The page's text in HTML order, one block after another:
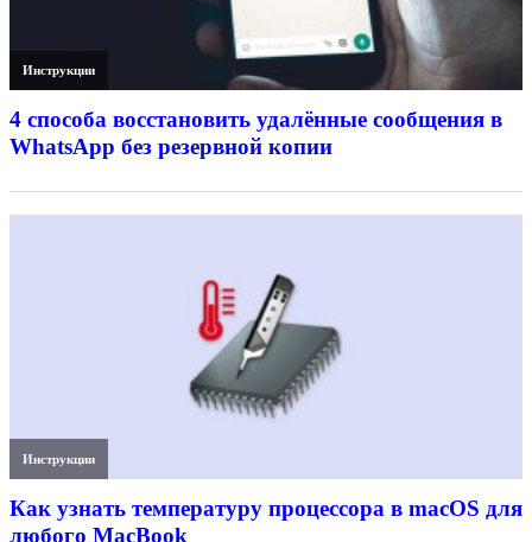
Инструкции
4 способа восстановить удалённые сообщения в
WhatsApp без резервной копии
Инструкции
Как узнать температуру процессора в macOS для
любого MacBook